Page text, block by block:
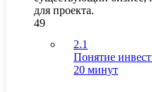
для проекта.
49
2.1
Понятие
20 минут